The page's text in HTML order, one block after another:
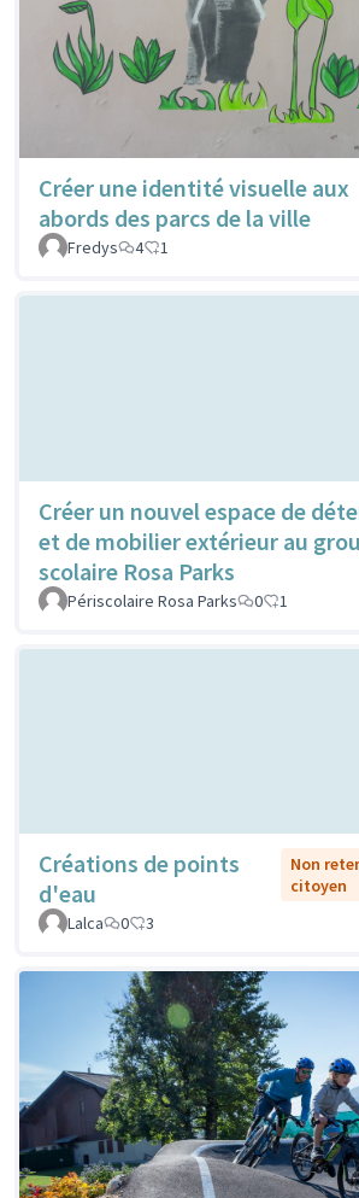
Créer une identité visuelle aux
abords des parcs de la ville
Fredys
4 1
Créer un nouvel espace de
et de mobilier extérieur au
scolaire Rosa Parks
Périscolaire Rosa Parks 0 1
Créations de points
d'eau
Non
citoyen
Lalca
0 3